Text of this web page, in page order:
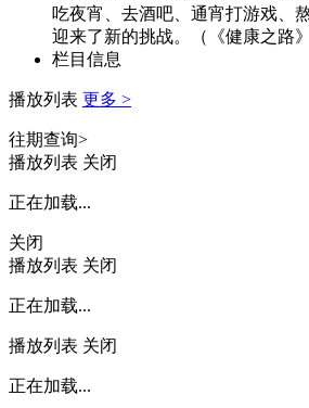
吃夜宵、去酒吧、通宵打游戏、
迎来了新的挑战。（《健康之路
栏目信息
播放列表 更多 >
往期查询>
播放列表 关闭
正在加载...
关闭
播放列表 关闭
正在加载...
播放列表 关闭
正在加载...